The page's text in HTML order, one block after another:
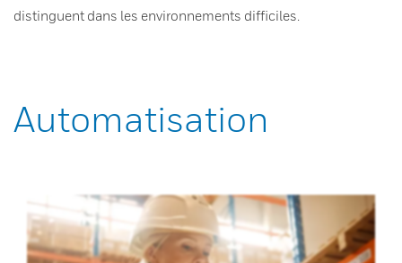
distinguent dans les environnements difficiles.
Automatisation